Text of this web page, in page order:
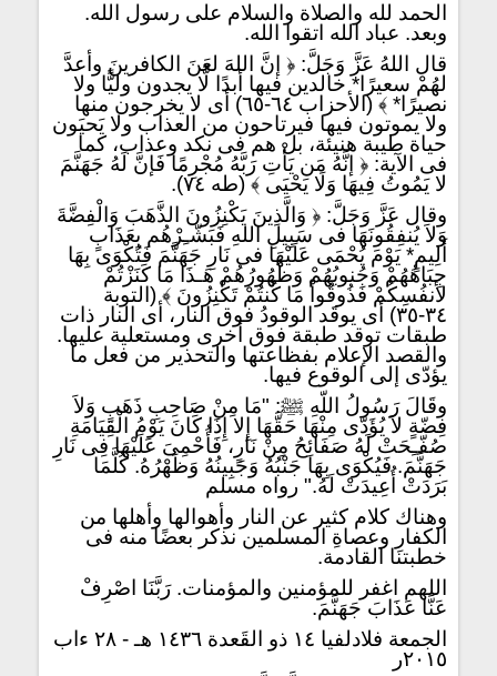
الحمد لله والصلاة والسلام على رسول الله.
وبعد. عباد الله اتقوا الله.
قال اللهُ عَزَّ وَجَلَّ: ﴿ إنَّ اللهَ لعَنَ الكافرينَ وأعدَّ
لهُمْ سعيرًا* خالدين فيها أبدًا لَّا يجدون وليًّا ولا
نصيرًا* ﴾ (الأحزاب ٦٤-٦٥) أى لا يخرجون منها
ولا يموتون فيها فيرتاحون من العذاب ولا يَحيَون
حياة طيبة هنيئة، بل هم فى نكد وعذاب، كما
فى الآية: ﴿ إنَّهُ مَن يَأْتِ رَبَّهُ مُجْرِمًا فَإنَّ لَهُ جَهَنَّمَ
لا يَمُوتُ فِيهَا وَلَا يَحْيَى ﴾ (طه ٧٤).
وقال عَزَّ وَجَلَّ: ﴿ وَالَّذِينَ يَكْنِزُونَ الذَّهَبَ وَالْفِضَّةَ
وَلاَ يُنفِقُونَهَا فى سَبِيلِ اللهِ فَبَشّـِرْهُم بِعَذَابٍ
أَلِيمٍ* يَوْمَ يُحْمَى عَلَيْهَا فى نَارِ جَهَنَّمَ فَتُكْوَى بِهَا
جِبَاهُهُمْ وَجُنوبُهُمْ وَظُهُورُهُمْ هَـذَا مَا كَنَزْتُمْ
لأَنفُسِكُمْ فَذُوقُواْ مَا كُنتُمْ تَكْنِزُونَ ﴾ (التوبة
٣٤-٣٥) أى يوقَد الوقودُ فوق النار، أى النار ذات
طبقات توقد طبقة فوق أخرى ومستعلية عليها.
والقصد الإعلام بفظاعتها والتحذير من فعل ما
يؤدّى إلى الوقوع فيها.
وقَالَ رَسُولُ اللّهِ ﷺ: "مَا مِنْ صَاحِبِ ذَهَبٍ وَلاَ
فِضّةٍ لاَ يُؤَدّى مِنْهَا حَقَّهَا إِلا إِذَا كَانَ يَوْمُ الْقِيَامَةِ
صُفّـِحَتْ لَهُ صَفَائِحُ مِنْ نَارٍ، فَأُحْمِىَ عَلَيْهَا فِى نَارِ
جَهَنَّمَ. فَيُكْوَى بِهَا جَنْبُهُ وَجَبِينُهُ وَظَهْرُهُ. كُلَّمَا
بَرَدَتْ أُعِيدَتْ لَهُ." رواه مسلم
وهناك كلام كثير عن النار وأهوالها وأهلها من
الكفارِ وعصاةِ المسلمين نذكر بعضًا منه فى
خطبتنا القادمة.
اللهم اغفر للمؤمنين والمؤمنات. رَبَّنَا اصْرِفْ
عَنَّا عَذَابَ جَهَنَّمَ.
الجمعة فلادلفيا ١٤ ذو القَعدة ١٤٣٦ هـ - ٢٨ ءاب
٢٠١٥ر